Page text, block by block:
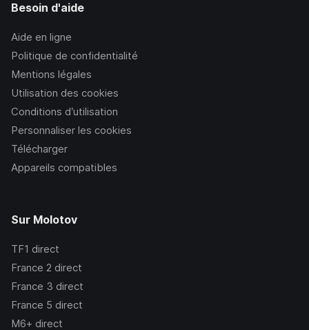
Besoin d'aide
Aide en ligne
Politique de confidentialité
Mentions légales
Utilisation des cookies
Conditions d’utilisation
Personnaliser les cookies
Télécharger
Appareils compatibles
Sur Molotov
TF1 direct
France 2 direct
France 3 direct
France 5 direct
M6+ direct